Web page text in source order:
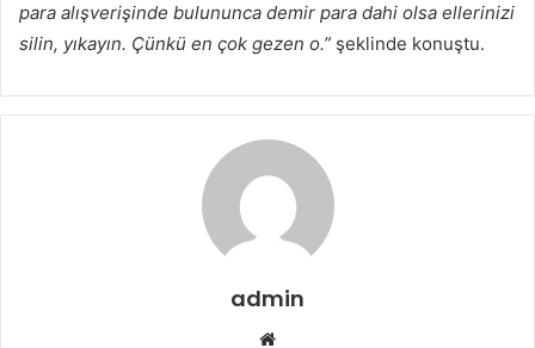
para alışverişinde bulununca demir para dahi olsa ellerinizi
silin, yıkayın. Çünkü en çok gezen o.” şeklinde konuştu.
admin
Web